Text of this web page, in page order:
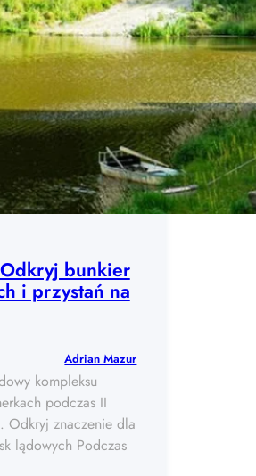
bunkier
i przystań na
Adrian Mazur
kompleksu
podczas II
Odkryj znaczenie dla
lądowych Podczas